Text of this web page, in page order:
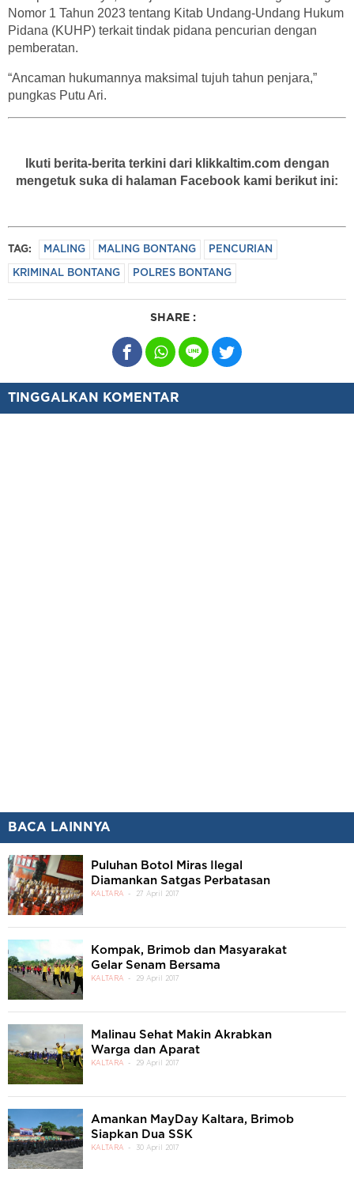
Nomor 1 Tahun 2023 tentang Kitab Undang-Undang Hukum
Pidana (KUHP) terkait tindak pidana pencurian dengan
pemberatan.
“Ancaman hukumannya maksimal tujuh tahun penjara,”
pungkas Putu Ari.
Ikuti berita-berita terkini dari klikkaltim.com dengan
mengetuk suka di halaman Facebook kami berikut ini:
TAG: MALING MALING BONTANG PENCURIAN
KRIMINAL BONTANG POLRES BONTANG
SHARE :
TINGGALKAN KOMENTAR
BACA LAINNYA
Puluhan Botol Miras Ilegal
Diamankan Satgas Perbatasan
KALTARA 27 April 2017
Kompak, Brimob dan Masyarakat
Gelar Senam Bersama
KALTARA 29 April 2017
Malinau Sehat Makin Akrabkan
Warga dan Aparat
KALTARA 29 April 2017
Amankan MayDay Kaltara, Brimob
Siapkan Dua SSK
KALTARA 30 April 2017